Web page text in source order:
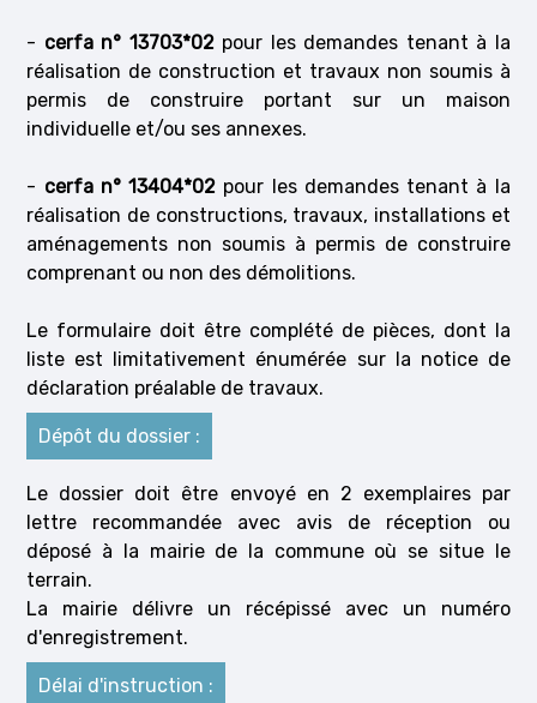
- cerfa n° 13703*02 pour les demandes tenant à la
réalisation de construction et travaux non soumis à
permis de construire portant sur un maison
individuelle et/ou ses annexes.
- cerfa n° 13404*02 pour les demandes tenant à la
réalisation de constructions, travaux, installations et
aménagements non soumis à permis de construire
comprenant ou non des démolitions.
Le formulaire doit être complété de pièces, dont la
liste est limitativement énumérée sur la notice de
déclaration préalable de travaux.
Dépôt du dossier :
Le dossier doit être envoyé en 2 exemplaires par
lettre recommandée avec avis de réception ou
déposé à la mairie de la commune où se situe le
terrain.
La mairie délivre un récépissé avec un numéro
d'enregistrement.
Délai d'instruction :